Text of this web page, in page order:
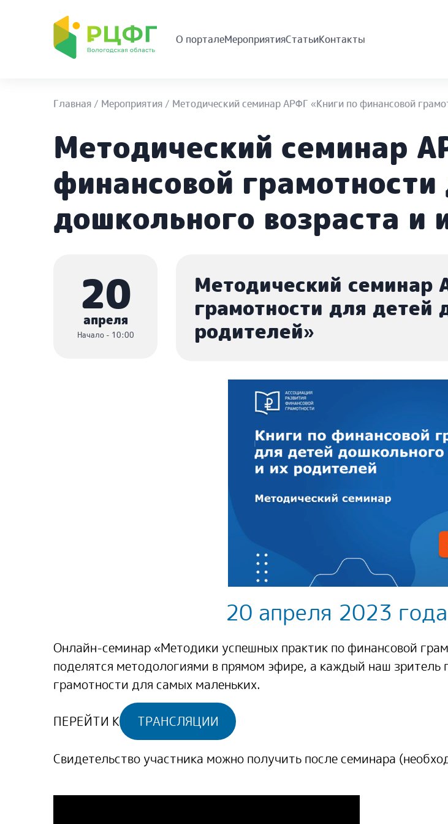
О порталеМероприятияСтатьиКонтакты
Главная / Мероприятия / Методический семинар АРФГ «Книги по финансовой
Методический семинар
финансовой грамотности
дошкольного возраста и
20
апреля
Начало - 10:00
Методический семинар
грамотности для детей
родителей»
20 апреля 2023
Онлайн-семинар «Методики успешных практик по финансовой
поделятся методологиями в прямом эфире, а каждый наш
грамотности для самых маленьких.
ПЕРЕЙТИ К ТРАНСЛЯЦИИ
Свидетельство участника можно получить после семинара